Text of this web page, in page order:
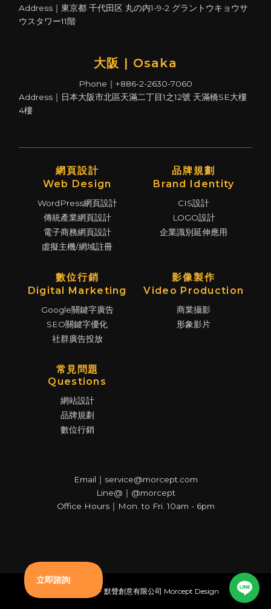
Address｜東京都 千代田区 丸の内1-9-2 グラントウキョウサ
ウスタワー11階
大阪 | Osaka
Phone｜+886-2-2630-7060
Address｜日本大阪市北區天滿二丁目1之12號 天滿橋SE大樓
4樓
網頁設計
Web Design
WordPress網頁設計
傳統產業網頁設計
電子商務網頁設計
虛擬主機/網域註冊
品牌規劃
Brand Identity
CIS設計
LOGO設計
企業識別延伸應用
數位行銷
Digital Marketing
Google關鍵字廣告
SEO關鍵字優化
社群廣告投放
影像製作
Video Production
商業攝影
形象影片
常見問題
Questions
網站設計
品牌規劃
數位行銷
Email｜service@morcept.com
Line@｜@morcept
Office Hours｜Mon. to Fri. 10am - 6pm
© Copyright - 默聲創意有限公司 Morcept Design